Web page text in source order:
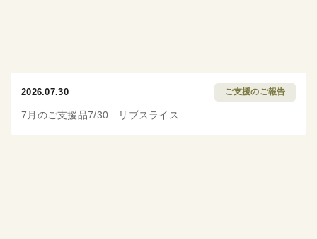
2026.07.30 ご支援のご報告
7月のご支援品7/30 リブスライス